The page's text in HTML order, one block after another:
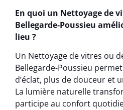
En quoi un Nettoyage de
Bellegarde-Poussieu
lieu ?
Un Nettoyage de vitres ou
Bellegarde-Poussieu
d’éclat, plus de douceur et
La lumière naturelle
participe au confort